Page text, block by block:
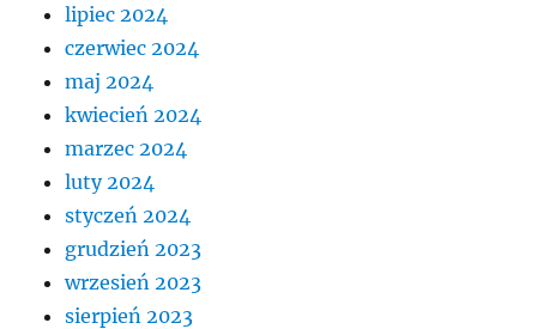
lipiec 2024
czerwiec 2024
maj 2024
kwiecień 2024
marzec 2024
luty 2024
styczeń 2024
grudzień 2023
wrzesień 2023
sierpień 2023